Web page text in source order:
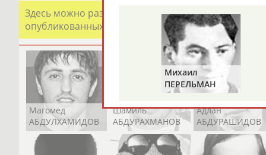
Здесь можно разместить информацию о хорошо
опубликованных записях. Страна должна знать
Магомед
АБДУЛХАМИДОВ
Шамиль
АБДУРАХМАНОВ
Адлан
АБДУРАШИДОВ
Михаил
ПЕРЕЛЬМАН
(ПЕРЛЬМАН)